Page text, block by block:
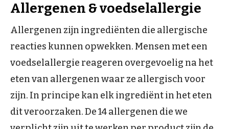
Allergenen & voedselallergie
Allergenen zijn ingrediënten die allergische
reacties kunnen opwekken. Mensen met een
voedselallergie reageren overgevoelig na het
eten van allergenen waar ze allergisch voor
zijn. In principe kan elk ingrediënt in het eten
dit veroorzaken. De 14 allergenen die we